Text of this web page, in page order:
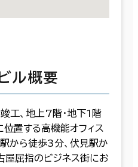
ル概要
工、地上7階・地下1階
置する高機能オフィス
から徒歩3分、伏見駅か
屋屈指のビジネス街にお